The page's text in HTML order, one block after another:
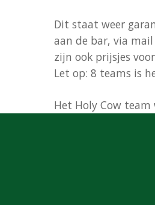
Dit staat weer
aan de bar, via mail
zijn ook prijsjes
Let op: 8 teams is
Het Holy Cow team